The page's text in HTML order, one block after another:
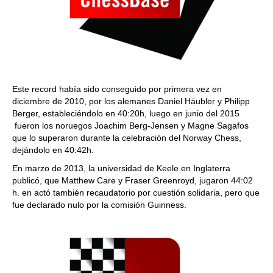
Este record había sido conseguido por primera vez en
diciembre de 2010, por los alemanes Daniel Häubler y Philipp
Berger, estableciéndolo en 40:20h, luego en junio del 2015
fueron los noruegos Joachim Berg-Jensen y Magne Sagafos
que lo superaron durante la celebración del Norway Chess,
dejándolo en 40:42h.
En marzo de 2013, la universidad de Keele en Inglaterra
publicó, que Matthew Care y Fraser Greenroyd, jugaron 44:02
h. en actó también recaudatorio por cuestión solidaria, pero que
fue declarado nulo por la comisión Guinness.